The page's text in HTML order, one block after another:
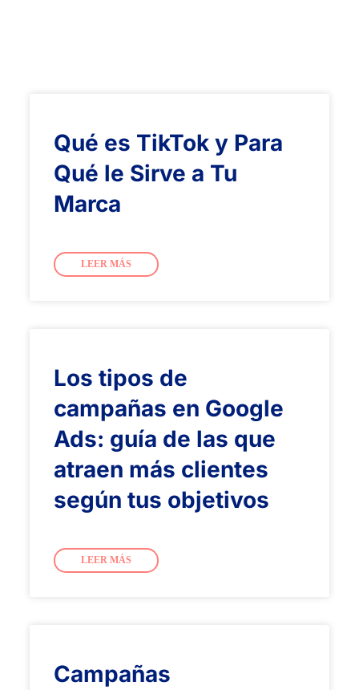
Qué es TikTok y Para
Qué le Sirve a Tu
Marca
LEER MÁS
Los tipos de
campañas en Google
Ads: guía de las que
atraen más clientes
según tus objetivos
LEER MÁS
Campañas